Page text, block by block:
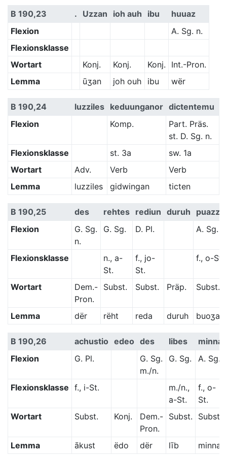
B 190,23 . Uzzan ioh auh ibu
huuaz
Flexion
A. Sg. n.
Flexionsklasse
Wortart
Konj. Konj. Konj.
Int.-Pron.
Lemma
ūʒan joh ouh ibu wër
B 190,24 luzziles keduunganor dictentemu
Flexion
Komp.
Part. Präs.
st. D. Sg. n.
Flexionsklasse
st. 3a
sw. 1a
Wortart
Adv. Verb
Verb
Lemma
luzziles gidwingan ticten
B 190,25 des rehtes rediun duruh
puazza
Flexion
G. Sg.
n.
G. Sg. D. Pl. A. Sg.
Flexionsklasse
n., a-
St.
f., jo-
St.
f., o-St.
Wortart
Dem.-
Pron.
Subst. Subst. Präp. Subst.
Lemma dër rëht reda duruh buoʒa
B 190,26 achustio edeo des libes
minna
Flexion
G. Pl.
G. Sg.
m./n.
G. Sg. A. Sg.
Flexionsklasse f., i-St.
m./n.,
a-St.
f., o-
St.
Wortart
Subst. Konj.
Dem.-
Pron.
Subst. Subst.
Lemma ākust ëdo dër līb minna